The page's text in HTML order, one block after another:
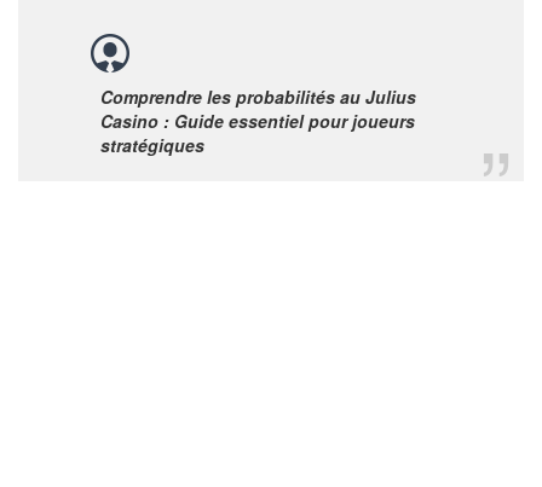
Comprendre les probabilités au Julius
Casino : Guide essentiel pour joueurs
stratégiques